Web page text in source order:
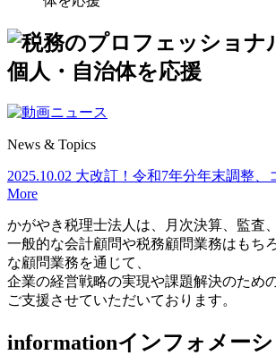
News & Topics
2025.10.02 大改訂！令和7年分年末調整、
More
かがやき税理士法人は、月次決算、 監査
一般的な会計顧問や税務顧問業務はもち
な顧問業務を通じて、
企業の経営戦略の実現や課題解決のため
ご支援させていただいております。
informationインフォメー